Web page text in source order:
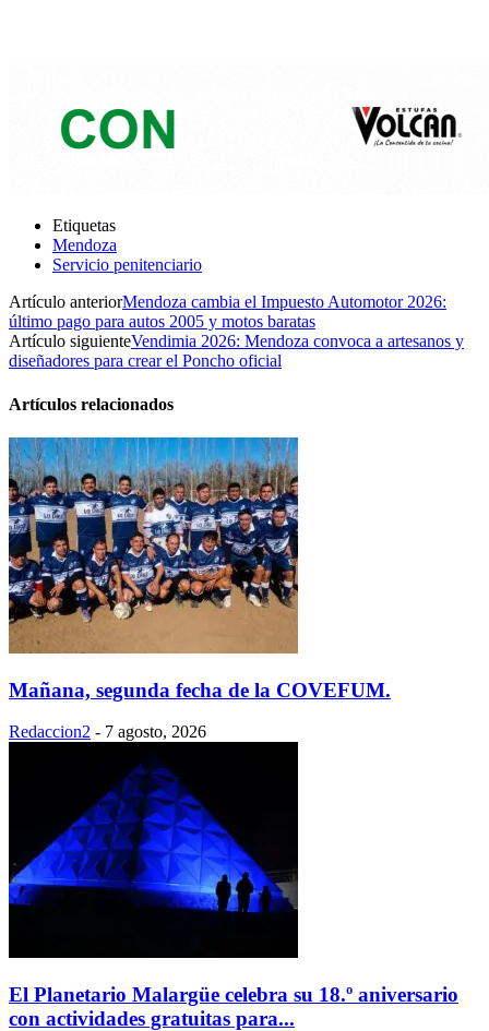
Etiquetas
Mendoza
Servicio penitenciario
Artículo anteriorMendoza cambia el Impuesto Automotor 2026:
último pago para autos 2005 y motos baratas
Artículo siguienteVendimia 2026: Mendoza convoca a artesanos y
diseñadores para crear el Poncho oficial
Artículos relacionados
Mañana, segunda fecha de la COVEFUM.
Redaccion2 - 7 agosto, 2026
El Planetario Malargüe celebra su 18.º aniversario
con actividades gratuitas para...